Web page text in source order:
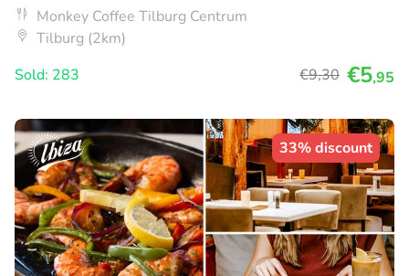
Monkey Coffee Tilburg Centrum
Tilburg (2km)
Sold: 283
€9,30 €5,95
33% discount